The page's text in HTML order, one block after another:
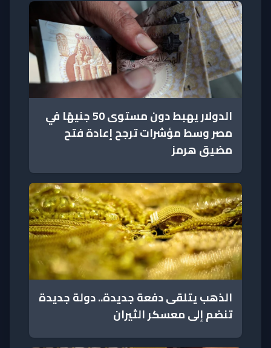
الدولار يهبط دون مستوى 50 جنيهًا في
مصر وسط مؤشرات ترجح إعادة فتح
مضيق هرمز
الذهب يتلقى دفعة جديدة.. دولة جديدة
تنضم إلى معسكر الثيران